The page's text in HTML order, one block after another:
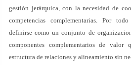
gestión jerárquica, con la necesidad de
competencias complementarias. Por
definirse como un conjunto de
componentes complementarios de valor
estructura de relaciones y alineamiento sin